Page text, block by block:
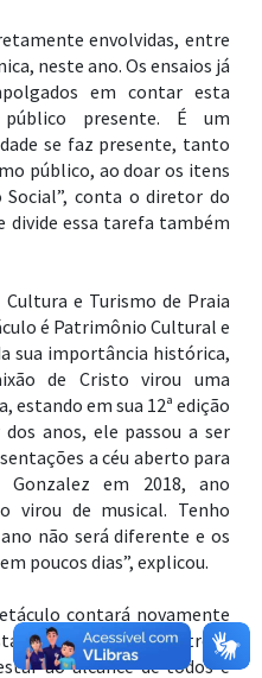
envolvidas, entre
neste ano. Os ensaios já
em contar esta
presente. É um
se faz presente, tanto
público, ao doar os itens
Social”, conta o diretor do
divide essa tarefa também
e Turismo de Praia
é Patrimônio Cultural e
sua importância histórica,
de Cristo virou uma
estando em sua 12ª edição
anos, ele passou a ser
a céu aberto para
em 2018, ano
virou de musical. Tenho
não será diferente e os
poucos dias”, explicou.
contará novamente
vez na sessão de estreia,
ao alcance de todos e